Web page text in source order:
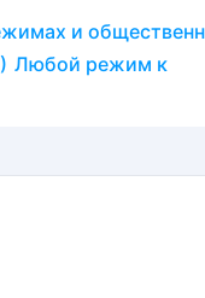
и
Любой режим к